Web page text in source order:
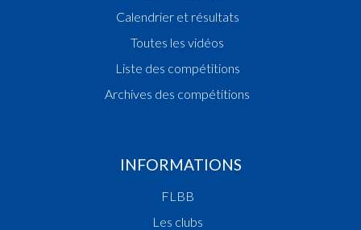
Calendrier et résultats
Toutes les vidéos
Liste des compétitions
Archives des compétitions
INFORMATIONS
FLBB
Les clubs